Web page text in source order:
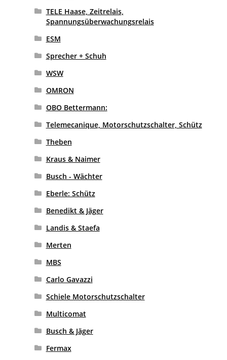
TELE Haase, Zeitrelais,
Spannungsüberwachungsrelais
ESM
Sprecher + Schuh
WSW
OMRON
OBO Bettermann:
Telemecanique, Motorschutzschalter, Schütz
Theben
Kraus & Naimer
Busch - Wächter
Eberle: Schütz
Benedikt & Jäger
Landis & Staefa
Merten
MBS
Carlo Gavazzi
Schiele Motorschutzschalter
Multicomat
Busch & Jäger
Fermax